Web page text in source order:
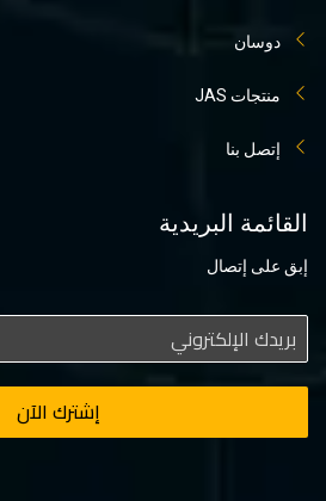
دوسان
منتجات JAS
إتصل بنا
القائمة البريدية
إبق على إتصال
إشترك الآن